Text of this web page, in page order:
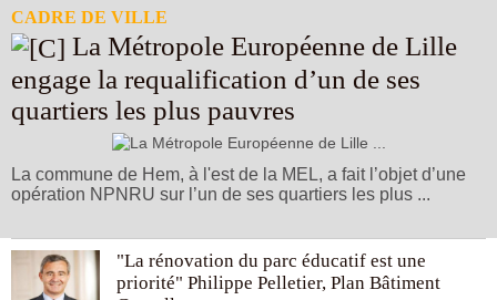
CADRE DE VILLE
engage la requalification d’un de ses
quartiers les plus pauvres
La commune de Hem, à l'est de la MEL, a fait l’objet d’une
opération NPNRU sur l’un de ses quartiers les plus ...
"La rénovation du parc éducatif est une
priorité" Philippe Pelletier, Plan Bâtiment